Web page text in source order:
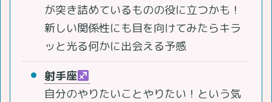
が突き詰めているものの役に立つかも！
新しい関係性にも目を向けてみたらキラ
ッと光る何かに出会える予感
射手座
自分のやりたいことやりたい！という気